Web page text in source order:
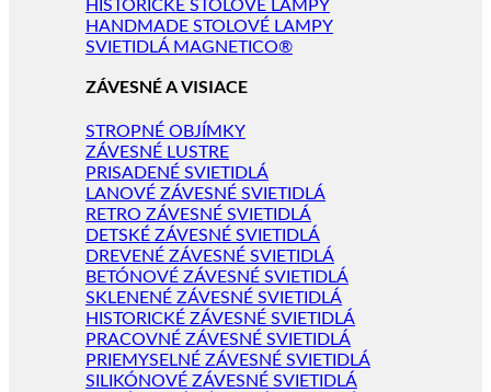
HISTORICKÉ STOLOVÉ LAMPY
HANDMADE STOLOVÉ LAMPY
SVIETIDLÁ MAGNETICO®
ZÁVESNÉ A VISIACE
STROPNÉ OBJÍMKY
ZÁVESNÉ LUSTRE
PRISADENÉ SVIETIDLÁ
LANOVÉ ZÁVESNÉ SVIETIDLÁ
RETRO ZÁVESNÉ SVIETIDLÁ
DETSKÉ ZÁVESNÉ SVIETIDLÁ
DREVENÉ ZÁVESNÉ SVIETIDLÁ
BETÓNOVÉ ZÁVESNÉ SVIETIDLÁ
SKLENENÉ ZÁVESNÉ SVIETIDLÁ
HISTORICKÉ ZÁVESNÉ SVIETIDLÁ
PRACOVNÉ ZÁVESNÉ SVIETIDLÁ
PRIEMYSELNÉ ZÁVESNÉ SVIETIDLÁ
SILIKÓNOVÉ ZÁVESNÉ SVIETIDLÁ